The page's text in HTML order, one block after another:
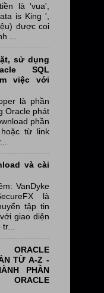
là 'vua',
is King ',
được coi
...
sử dụng
SQL
việc với
là phần
Oracle phát
phần
từ link
và cài
VanDyke
là
tập tin
giao diện
tr...
TỪ A-Z -
PHẦN